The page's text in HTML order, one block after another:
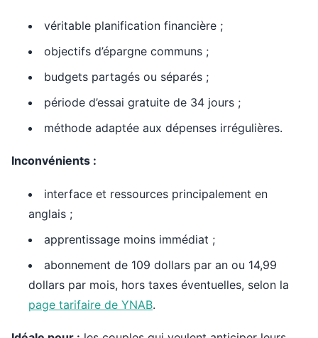
véritable planification financière ;
objectifs d’épargne communs ;
budgets partagés ou séparés ;
période d’essai gratuite de 34 jours ;
méthode adaptée aux dépenses irrégulières.
Inconvénients :
interface et ressources principalement en
anglais ;
apprentissage moins immédiat ;
abonnement de 109 dollars par an ou 14,99
dollars par mois, hors taxes éventuelles, selon la
page tarifaire de YNAB.